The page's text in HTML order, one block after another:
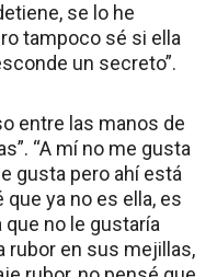
se lo he
tampoco sé si ella
un secreto”.
entre las manos de
“A mí no me gusta
gusta pero ahí está
ya no es ella, es
no le gustaría
rubor en sus mejillas,